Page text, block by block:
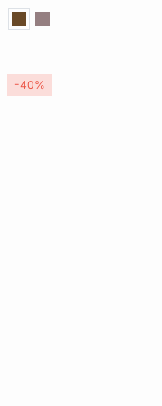
-40%